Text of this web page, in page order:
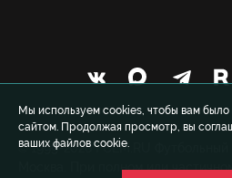
Мы используем cookies, чтобы вам
сайтом. Продолжая просмотр, вы
ваших файлов cookie.
© 1999-2026 FCLM.RU Футбольный
Москва. При полном или